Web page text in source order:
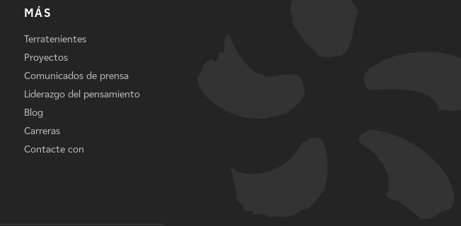
MÁS
Terratenientes
Proyectos
Comunicados de prensa
Liderazgo del pensamiento
Blog
Carreras
Contacte con